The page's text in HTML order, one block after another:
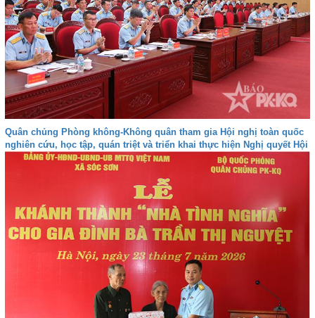
Quân chủng Phòng không-Không quân tham gia Hội nghị toàn quốc
nghiên cứu, học tập, quán triệt và triển khai thực hiện Nghị quyết Hội
nghị lần thứ ba Ban Chấp hành Trung ương Đảng khóa XIV